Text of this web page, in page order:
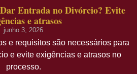
Entrada no Divórcio? Evite
e atrasos
junho 3, 2026
e requisitos são necessários para
e evite exigências e atrasos no
processo.